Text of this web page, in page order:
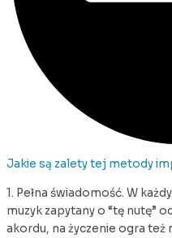
Jakie są zalety tej metody
1. Pełna świadomość. W
muzyk zapytany o “tę nutę”
akordu, na życzenie ogra